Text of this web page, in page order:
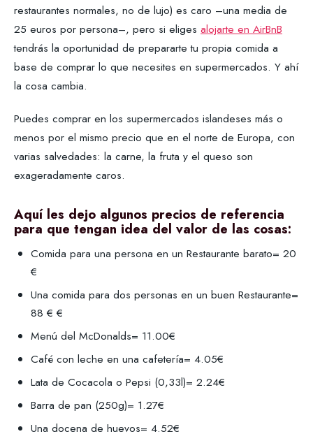
restaurantes normales, no de lujo) es caro –una media de
25 euros por persona–, pero si eliges alojarte en AirBnB
tendrás la oportunidad de prepararte tu propia comida a
base de comprar lo que necesites en supermercados. Y ahí
la cosa cambia.
Puedes comprar en los supermercados islandeses más o
menos por el mismo precio que en el norte de Europa, con
varias salvedades: la carne, la fruta y el queso son
exageradamente caros.
Aquí les dejo algunos precios de referencia
para que tengan idea del valor de las cosas:
Comida para una persona en un Restaurante barato= 20
€
Una comida para dos personas en un buen Restaurante=
88 € €
Menú del McDonalds= 11.00€
Café con leche en una cafetería= 4.05€
Lata de Cocacola o Pepsi (0,33l)= 2.24€
Barra de pan (250g)= 1.27€
Una docena de huevos= 4.52€